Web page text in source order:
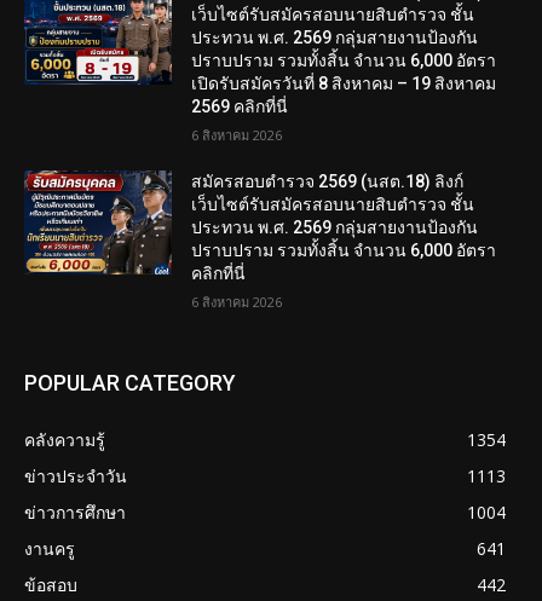
เว็บไซต์รับสมัครสอบนายสิบตำรวจ ชั้น
ประทวน พ.ศ. 2569 กลุ่มสายงานป้องกัน
ปราบปราม รวมทั้งสิ้น จำนวน 6,000 อัตรา
เปิดรับสมัครวันที่ 8 สิงหาคม – 19 สิงหาคม
2569 คลิกที่นี่
6 สิงหาคม 2026
สมัครสอบตํารวจ 2569 (นสต.18) ลิงก์
เว็บไซต์รับสมัครสอบนายสิบตำรวจ ชั้น
ประทวน พ.ศ. 2569 กลุ่มสายงานป้องกัน
ปราบปราม รวมทั้งสิ้น จำนวน 6,000 อัตรา
คลิกที่นี่
6 สิงหาคม 2026
POPULAR CATEGORY
คลังความรู้
1354
ข่าวประจำวัน
1113
ข่าวการศึกษา
1004
งานครู
641
ข้อสอบ
442